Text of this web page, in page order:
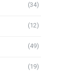
(34)
(12)
(49)
(19)